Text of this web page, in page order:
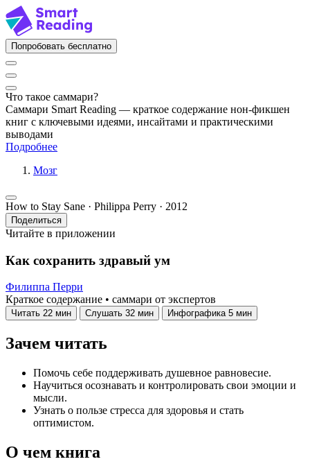
Попробовать бесплатно
Что такое саммари?
Саммари Smart Reading — краткое содержание нон-фикшен
книг с ключевыми идеями, инсайтами и практическими
выводами
Подробнее
Мозг
How to Stay Sane · Philippa Perry · 2012
Поделиться
Читайте в приложении
Как сохранить здравый ум
Филиппа Перри
Краткое содержание • саммари от экспертов
Читать 22 мин Слушать 32 мин Инфографика 5 мин
Зачем читать
Помочь себе поддерживать душевное равновесие.
Научиться осознавать и контролировать свои эмоции и
мысли.
Узнать о пользе стресса для здоровья и стать
оптимистом.
О чем книга